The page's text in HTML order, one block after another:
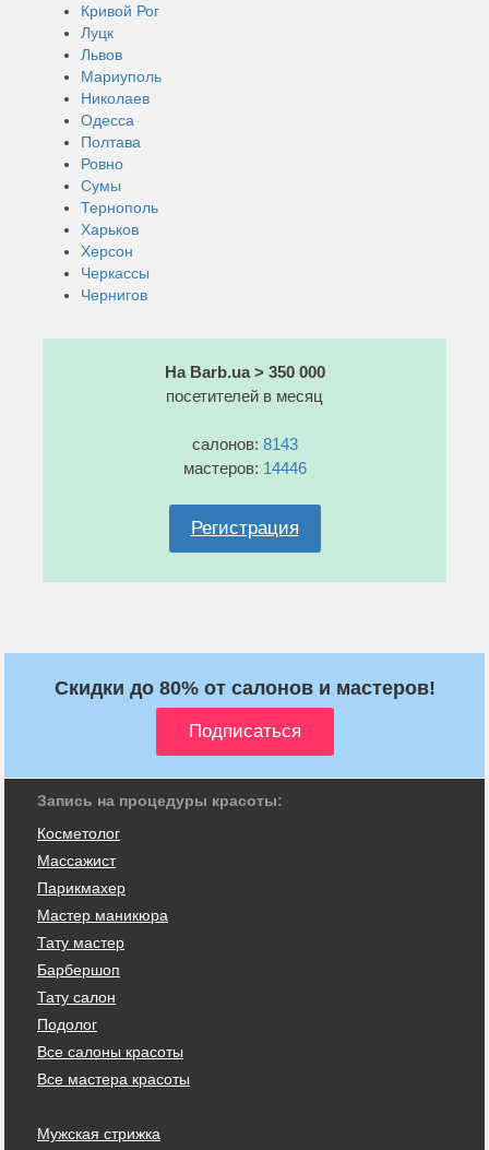
Кривой Рог
Луцк
Львов
Мариуполь
Николаев
Одесса
Полтава
Ровно
Сумы
Тернополь
Харьков
Херсон
Черкассы
Чернигов
На Barb.ua > 350 000
посетителей в месяц
салонов: 8143
мастеров: 14446
Регистрация
Скидки до 80% от салонов и мастеров!
Запись на процедуры красоты:
Косметолог
Массажист
Парикмахер
Мастер маникюра
Тату мастер
Барбершоп
Тату салон
Подолог
Все салоны красоты
Все мастера красоты
Мужская стрижка